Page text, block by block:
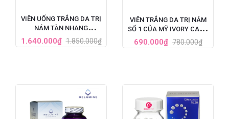
VIÊN UỐNG TRẮNG DA TRỊ
NÁM TÀN NHANG
TRANSINO WHITENING HỘP
240 VIÊN
1.640.000₫ 1.850.000₫
VIÊN TRẮNG DA TRỊ NÁM
SỐ 1 CỦA MỸ IVORY CAPS
GLUTATHIONE (1500MG X
60 VIÊN)
690.000₫ 780.000₫